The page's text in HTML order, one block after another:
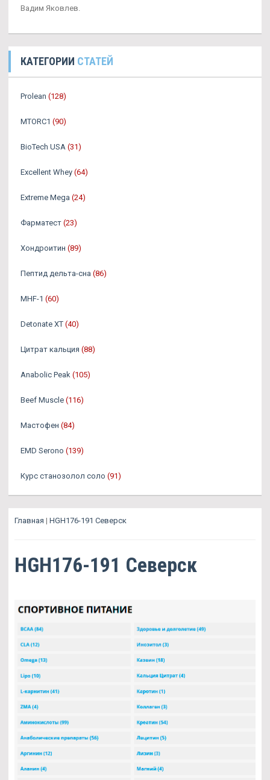
Вадим Яковлев.
КАТЕГОРИИ СТАТЕЙ
Prolean (128)
MTORC1 (90)
BioTech USA (31)
Excellent Whey (64)
Extreme Mega (24)
Фарматест (23)
Хондроитин (89)
Пептид дельта-сна (86)
MHF-1 (60)
Detonate XT (40)
Цитрат кальция (88)
Anabolic Peak (105)
Beef Muscle (116)
Мастофен (84)
EMD Serono (139)
Курс станозолол соло (91)
Главная | HGH176-191 Северск
HGH176-191 Северск